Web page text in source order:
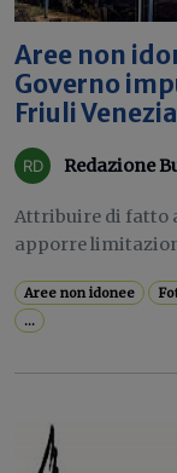
Aree non
Governo
Friuli
Redazione
Attribuire di fatto
apporre
Aree non idonee
...